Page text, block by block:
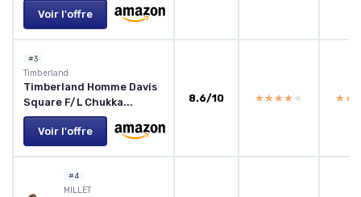
Voir l'offre
#3
Timberland
Timberland Homme Davis
Square F/L Chukka...
Voir l'offre
8.6/10 ★★★★★
★★★★★
#4
MILLET